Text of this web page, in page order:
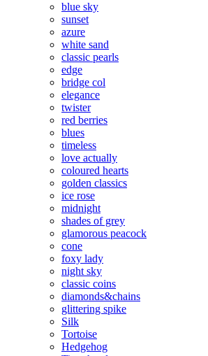
blue sky
sunset
azure
white sand
classic pearls
edge
bridge col
elegance
twister
red berries
blues
timeless
love actually
coloured hearts
golden classics
ice rose
midnight
shades of grey
glamorous peacock
cone
foxy lady
night sky
classic coins
diamonds&chains
glittering spike
Silk
Tortoise
Hedgehog